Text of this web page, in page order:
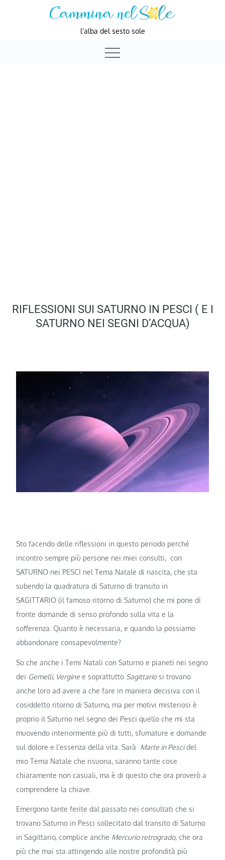
l'alba del sesto sole
RIFLESSIONI SUI SATURNO IN PESCI ( E I
SATURNO NEI SEGNI D’ACQUA)
Sto facendo delle riflessioni in questo periodo perché
incontro sempre più persone nei miei consulti, con
SATURNO nei PESCI nel Tema Natale di nascita, che sta
subendo la quadratura di Saturno di transito in
SAGITTARIO (il famoso ritorno di Saturno) che mi pone di
fronte domande di senso profondo sulla vita e la
sofferenza. Quanto è necessaria, e quando la possiamo
abbandonare consapevolmente?
So che anche i Temi Natali con Saturno e pianeti nei segno
dei Gemelli, Vergine e soprattutto Sagittariosi trovano
anche loro ad avere a che fare in maniera decisiva con il
cosiddetto ritorno di Saturno, ma per motivi misteriosi è
proprio il Saturno nel segno dei Pesci quello che mi sta
muovendo interiormente più di tutti, sfumature e domande
sul dolore e l’essenza della vita. Sarà Marte in Pescidel
mio Tema Natale che risuona, saranno tante cose
chiaramente non casuali, ma è di questo che ora proverò a
comprendere la chiave.
Emergono tante ferite dal passato nei consultati che si
trovano Saturno in Pesci sollecitato dal transito di Saturno
in Sagittario, complice anche Mercurio retrogrado, che ora
più che mai sta attingendo alle nostre profondità più